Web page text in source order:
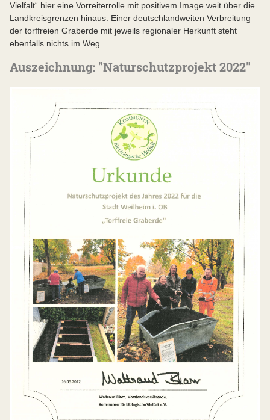
Vielfalt“ hier eine Vorreiterrolle mit positivem Image weit über die
Landkreisgrenzen hinaus. Einer deutschlandweiten Verbreitung
der torffreien Graberde mit jeweils regionaler Herkunft steht
ebenfalls nichts im Weg.
Auszeichnung: "Naturschutzprojekt 2022"